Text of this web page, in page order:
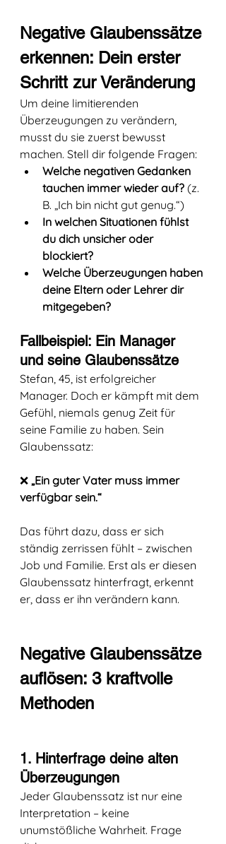
Negative Glaubenssätze
erkennen: Dein erster
Schritt zur Veränderung
Um deine limitierenden
Überzeugungen zu verändern,
musst du sie zuerst bewusst
machen. Stell dir folgende Fragen:
Welche negativen Gedanken
tauchen immer wieder auf? (z.
B. „Ich bin nicht gut genug.“)
In welchen Situationen fühlst
du dich unsicher oder
blockiert?
Welche Überzeugungen haben
deine Eltern oder Lehrer dir
mitgegeben?
Fallbeispiel: Ein Manager
und seine Glaubenssätze
Stefan, 45, ist erfolgreicher
Manager. Doch er kämpft mit dem
Gefühl, niemals genug Zeit für
seine Familie zu haben. Sein
Glaubenssatz:
❌ „Ein guter Vater muss immer
verfügbar sein.“
Das führt dazu, dass er sich
ständig zerrissen fühlt – zwischen
Job und Familie. Erst als er diesen
Glaubenssatz hinterfragt, erkennt
er, dass er ihn verändern kann.
Negative Glaubenssätze
auflösen: 3 kraftvolle
Methoden
1. Hinterfrage deine alten
Überzeugungen
Jeder Glaubenssatz ist nur eine
Interpretation – keine
unumstößliche Wahrheit. Frage